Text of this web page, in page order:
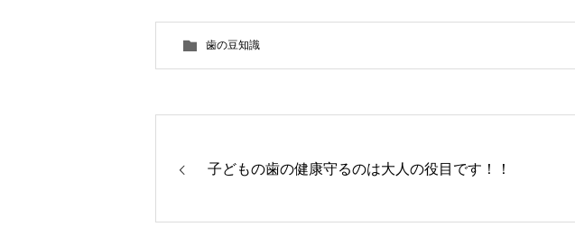
歯の豆知識
子どもの歯の健康守るのは大人の役目です！！